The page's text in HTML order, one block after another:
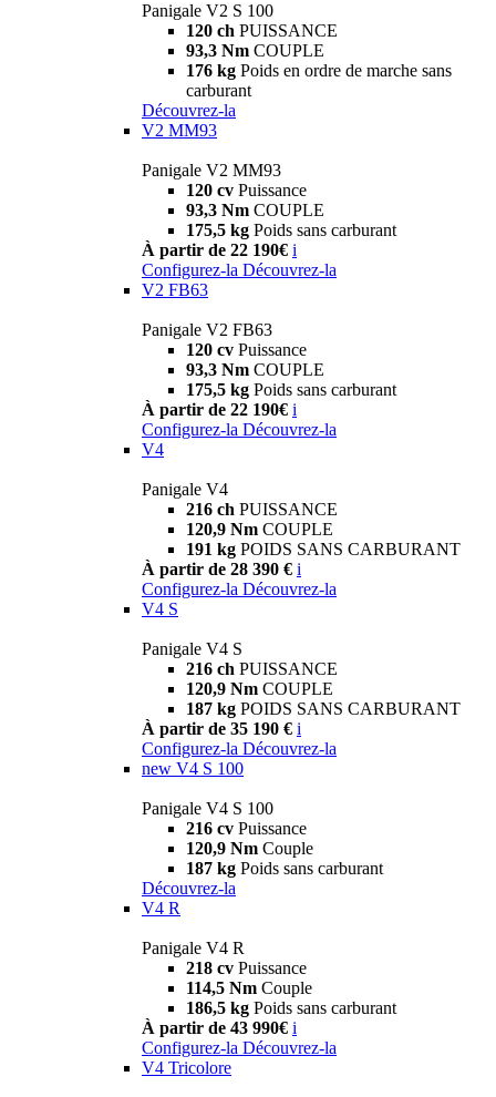
Panigale V2 S 100
120 ch PUISSANCE
93,3 Nm COUPLE
176 kg Poids en ordre de marche sans
carburant
Découvrez-la
V2 MM93
Panigale V2 MM93
120 cv Puissance
93,3 Nm COUPLE
175,5 kg Poids sans carburant
À partir de 22 190€ i
Configurez-la Découvrez-la
V2 FB63
Panigale V2 FB63
120 cv Puissance
93,3 Nm COUPLE
175,5 kg Poids sans carburant
À partir de 22 190€ i
Configurez-la Découvrez-la
V4
Panigale V4
216 ch PUISSANCE
120,9 Nm COUPLE
191 kg POIDS SANS CARBURANT
À partir de 28 390 € i
Configurez-la Découvrez-la
V4 S
Panigale V4 S
216 ch PUISSANCE
120,9 Nm COUPLE
187 kg POIDS SANS CARBURANT
À partir de 35 190 € i
Configurez-la Découvrez-la
new V4 S 100
Panigale V4 S 100
216 cv Puissance
120,9 Nm Couple
187 kg Poids sans carburant
Découvrez-la
V4 R
Panigale V4 R
218 cv Puissance
114,5 Nm Couple
186,5 kg Poids sans carburant
À partir de 43 990€ i
Configurez-la Découvrez-la
V4 Tricolore